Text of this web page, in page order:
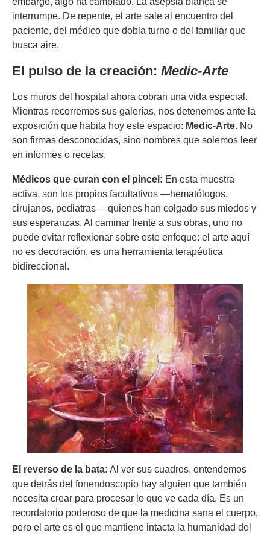
interrumpe. De repente, el arte sale al encuentro del
paciente, del médico que dobla turno o del familiar que
busca aire.
El pulso de la creación: Medic-Arte
Los muros del hospital ahora cobran una vida especial.
Mientras recorremos sus galerías, nos detenemos ante la
exposición que habita hoy este espacio: Medic-Arte. No
son firmas desconocidas, sino nombres que solemos leer
en informes o recetas.
Médicos que curan con el pincel: En esta muestra
activa, son los propios facultativos —hematólogos,
cirujanos, pediatras— quienes han colgado sus miedos y
sus esperanzas. Al caminar frente a sus obras, uno no
puede evitar reflexionar sobre este enfoque: el arte aquí
no es decoración, es una herramienta terapéutica
bidireccional.
El reverso de la bata: Al ver sus cuadros, entendemos
que detrás del fonendoscopio hay alguien que también
necesita crear para procesar lo que ve cada día. Es un
recordatorio poderoso de que la medicina sana el cuerpo,
pero el arte es el que mantiene intacta la humanidad del